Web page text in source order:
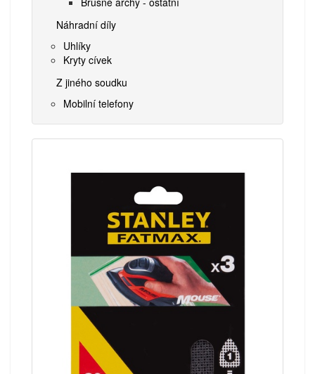
Náhradní díly
Uhlíky
Kryty cívek
Z jiného soudku
Mobilní telefony